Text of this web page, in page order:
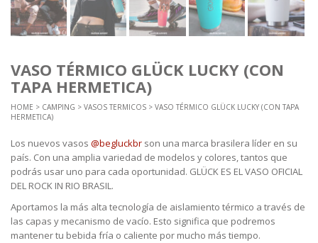
VASO TÉRMICO GLÜCK LUCKY (CON
TAPA HERMETICA)
HOME > CAMPING > VASOS TERMICOS > VASO TÉRMICO GLÜCK LUCKY (CON TAPA
HERMETICA)
Los nuevos vasos @begluckbr son una marca brasilera líder en su
país. Con una amplia variedad de modelos y colores, tantos que
podrás usar uno para cada oportunidad. GLÜCK ES EL VASO OFICIAL
DEL ROCK IN RIO BRASIL.
Aportamos la más alta tecnología de aislamiento térmico a través de
las capas y mecanismo de vacío. Esto significa que podremos
mantener tu bebida fría o caliente por mucho más tiempo.